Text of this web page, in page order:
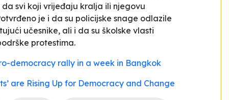
svi koji vrijeđaju kralja ili njegovu
je i da su policijske snage odlazile
učesnike, ali i da su školske vlasti
protestima.
democracy rally in a week in Bangkok
are Rising Up for Democracy and Change